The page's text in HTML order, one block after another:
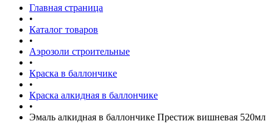
Главная страница
•
Каталог товаров
•
Аэрозоли строительные
•
Краска в баллончике
•
Краска алкидная в баллончике
•
Эмаль алкидная в баллончике Престиж вишневая 520мл